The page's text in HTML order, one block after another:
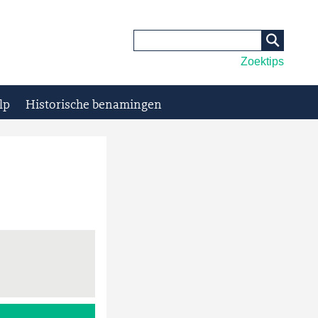
Zoektips
Historische benamingen